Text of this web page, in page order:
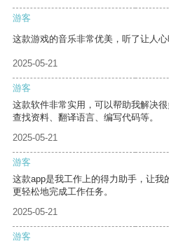
游客
这款游戏的音乐非常优美，听了让人心
2025-05-21
游客
这款软件非常实用，可以帮助我解决
查找资料、翻译语言、编写代码等。
2025-05-21
游客
这款app是我工作上的得力助手，让我
更轻松地完成工作任务。
2025-05-21
游客